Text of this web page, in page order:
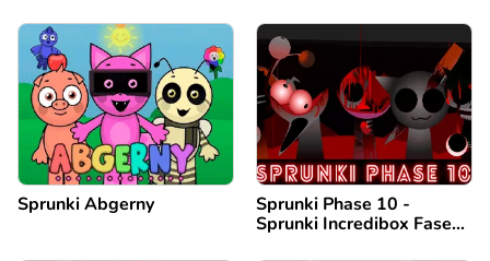
Sprunki Abgerny
Sprunki Phase 10 -
Sprunki Incredibox Fase